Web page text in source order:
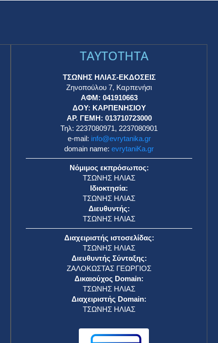
TAYTOTHTA
ΤΣΩΝΗΣ ΗΛΙΑΣ-ΕΚΔΟΣΕΙΣ
Ζηνοπούλου 7, Καρπενήσι
ΑΦΜ: 041910663
ΔΟΥ: ΚΑΡΠΕΝΗΣΙΟΥ
ΑΡ. ΓΕΜΗ: 013710723000
Τηλ: 2237080971, 2237080901
e-mail: info@evrytanika.gr
domain name: evrytaniKa.gr
Νόμιμος εκπρόσωπος:
ΤΣΩΝΗΣ ΗΛΙΑΣ
Ιδιοκτησία:
ΤΣΩΝΗΣ ΗΛΙΑΣ
Διευθυντής:
ΤΣΩΝΗΣ ΗΛΙΑΣ
Διαχειριστής ιστοσελίδας:
ΤΣΩΝΗΣ ΗΛΙΑΣ
Διευθυντής Σύνταξης:
ΖΑΛΟΚΩΣΤΑΣ ΓΕΩΡΓΙΟΣ
Δικαιούχος Domain:
ΤΣΩΝΗΣ ΗΛΙΑΣ
Διαχειριστής Domain:
ΤΣΩΝΗΣ ΗΛΙΑΣ